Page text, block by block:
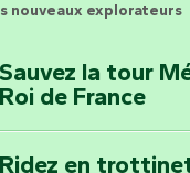
nouveaux explorateurs
Sauvez la tour
Roi de France
Ridez en